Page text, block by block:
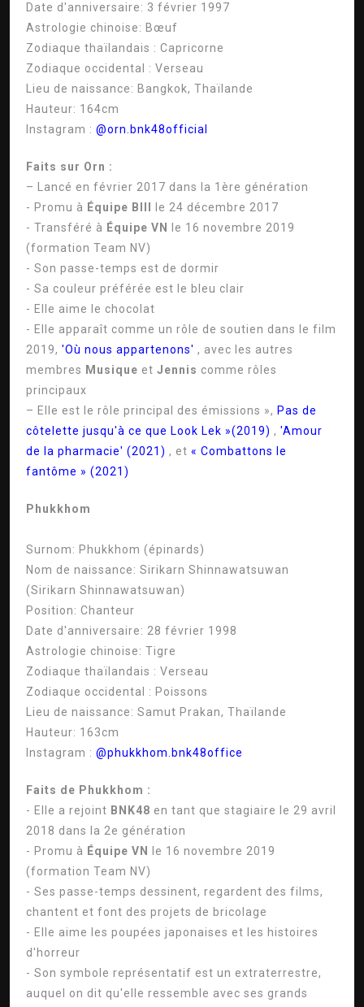
Date d'anniversaire: 3 février 1997
Astrologie chinoise: Bœuf
Zodiaque thaïlandais : Capricorne
Zodiaque occidental : Verseau
Lieu de naissance: Bangkok, Thaïlande
Hauteur: 164cm
Instagram : @orn.bnk48official
Faits sur Orn :
– Lancé en février 2017 dans la 1ère génération
- Promu à Équipe BIII
le 24 décembre 2017
- Transféré à Équipe VN
le 16 novembre 2019
(formation Team NV)
- Son passe-temps est de dormir
- Sa couleur préférée est le bleu clair
- Elle aime le chocolat
- Elle apparaît comme un rôle de soutien dans le film
2019, 'Où nous appartenons' , avec les autres
membres Musique et Jennis comme rôles
principaux
– Elle est le rôle principal des émissions », Pas de
côtelette jusqu'à ce que Look Lek »(2019) , 'Amour
de la pharmacie' (2021) , et « Combattons le
fantôme » (2021)
Phukkhom
Surnom: Phukkhom (épinards)
Nom de naissance: Sirikarn Shinnawatsuwan
(Sirikarn Shinnawatsuwan)
Position: Chanteur
Date d'anniversaire: 28 février 1998
Astrologie chinoise: Tigre
Zodiaque thaïlandais : Verseau
Zodiaque occidental : Poissons
Lieu de naissance: Samut Prakan, Thaïlande
Hauteur: 163cm
Instagram : @phukkhom.bnk48office
Faits de Phukkhom :
- Elle a rejoint BNK48 en tant que stagiaire le 29 avril
2018 dans la 2e génération
- Promu à Équipe VN
le 16 novembre 2019
(formation Team NV)
- Ses passe-temps dessinent, regardent des films,
chantent et font des projets de bricolage
- Elle aime les poupées japonaises et les histoires
d'horreur
- Son symbole représentatif est un extraterrestre,
auquel on dit qu'elle ressemble avec ses grands